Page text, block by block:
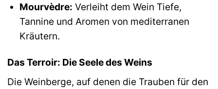
Mourvèdre: Verleiht dem Wein Tiefe,
Tannine und Aromen von mediterranen
Kräutern.
Das Terroir: Die Seele des Weins
Die Weinberge, auf denen die Trauben für den